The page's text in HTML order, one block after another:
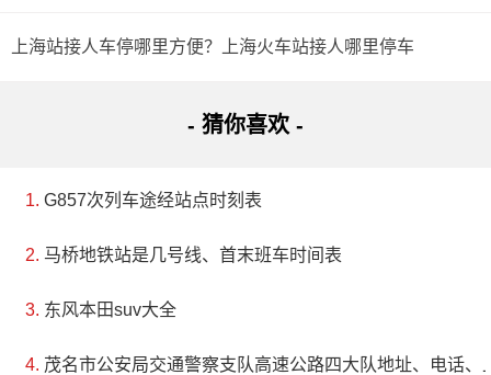
上海站接人车停哪里方便？上海火车站接人哪里停车
- 猜你喜欢 -
G857次列车途经站点时刻表
马桥地铁站是几号线、首末班车时间表
东风本田suv大全
茂名市公安局交通警察支队高速公路四大队地址、电话、